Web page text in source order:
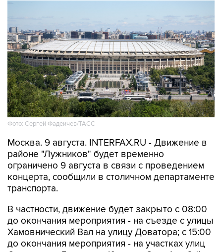
Фото: Сергей Фадеичев/ТАСС
Москва. 9 августа. INTERFAX.RU - Движение в
ограничено 9 августа в связи с проведением
концерта, сообщили в столичном департаменте
транспорта.
В частности, движение будет закрыто с 08:00
Хамовнический Вал на улицу Доватора; с 15:00
до окончания мероприятия - на участках улиц
Савельева, Доватора, 10-летия Октября, 3-й
Фрунзенской, Ефремова и Трубецкой, в